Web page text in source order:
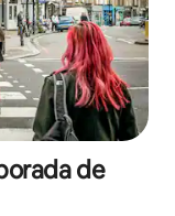
de